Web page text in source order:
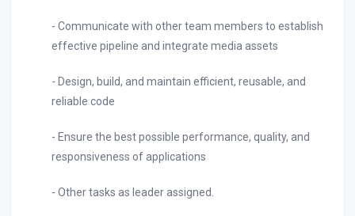
- Communicate with other team members to establish
effective pipeline and integrate media assets
- Design, build, and maintain efficient, reusable, and
reliable code
- Ensure the best possible performance, quality, and
responsiveness of applications
- Other tasks as leader assigned.